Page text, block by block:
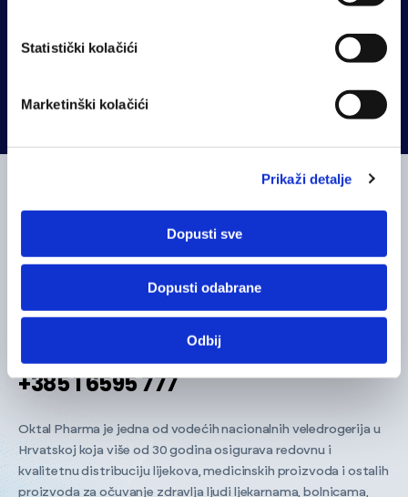
Statistički kolačići
Marketinški kolačići
Prikaži detalje
Dopusti sve
Dopusti odabrane
Odbij
ADRESA
Utinjska 40, 10020 Zagreb
oktal-pharma@oktal-pharma.hr
+385 1 6595 777
Oktal Pharma je jedna od vodećih nacionalnih veledrogerija u
Hrvatskoj koja više od 30 godina osigurava redovnu i
kvalitetnu distribuciju lijekova, medicinskih proizvoda i ostalih
proizvoda za očuvanje zdravlja ljudi ljekarnama, bolnicama,
PRATITE NAS